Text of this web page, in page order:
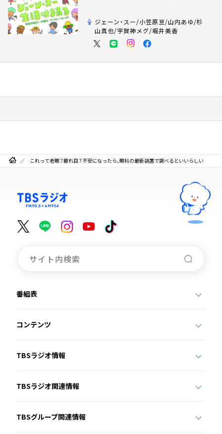
ジェーン・スー/小笠原亘/山内あゆ/杉
山真也/宇賀神メグ/堀井美香
これって老眼？疲れ目？不安になったら、眼科の最新装置で調べるといいらしい
番組表
コンテンツ
TBSラジオ情報
TBSラジオ関連情報
TBSグループ関連情報